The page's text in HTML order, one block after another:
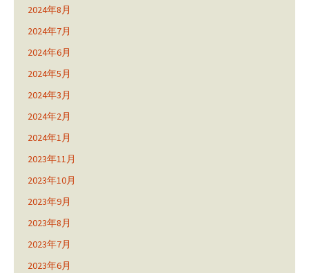
2024年8月
2024年7月
2024年6月
2024年5月
2024年3月
2024年2月
2024年1月
2023年11月
2023年10月
2023年9月
2023年8月
2023年7月
2023年6月